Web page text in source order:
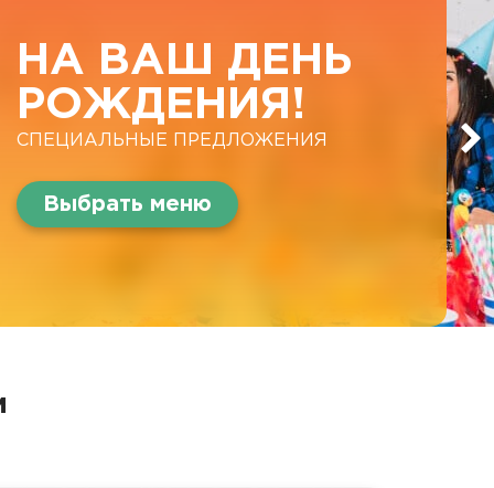
НА ВАШ ДЕНЬ
РОЖДЕНИЯ!
СПЕЦИАЛЬНЫЕ ПРЕДЛОЖЕНИЯ
Выбрать меню